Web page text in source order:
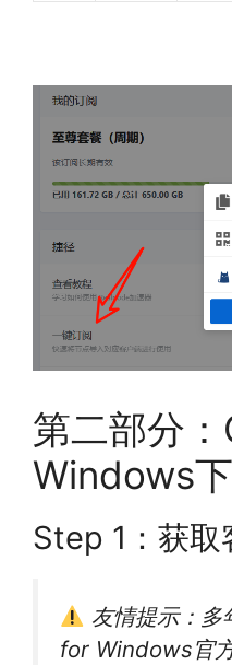
第二部分
Windows
Step 1：获取
友情提示：多
for Windows官